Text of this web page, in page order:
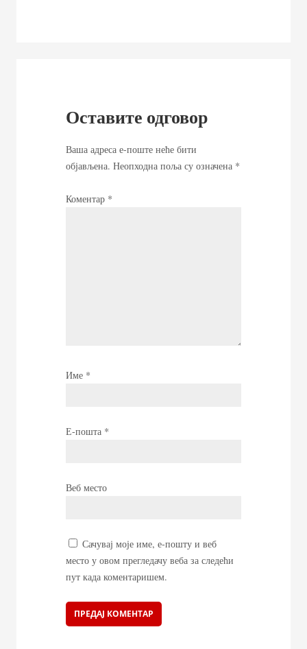
Оставите одговор
Ваша адреса е-поште неће бити
објављена. Неопходна поља су означена *
Коментар *
Име *
Е-пошта *
Веб место
Сачувај моје име, е-пошту и веб
место у овом прегледачу веба за следећи
пут када коментаришем.